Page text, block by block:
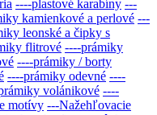
----plastové karabíny ---
kamienkové a perlové ---
leonské a čipky s
flitrové ----prámiky
----prámiky / borty
----prámiky odevné ----
volánikové ----
motívy ---Nažehľovacie